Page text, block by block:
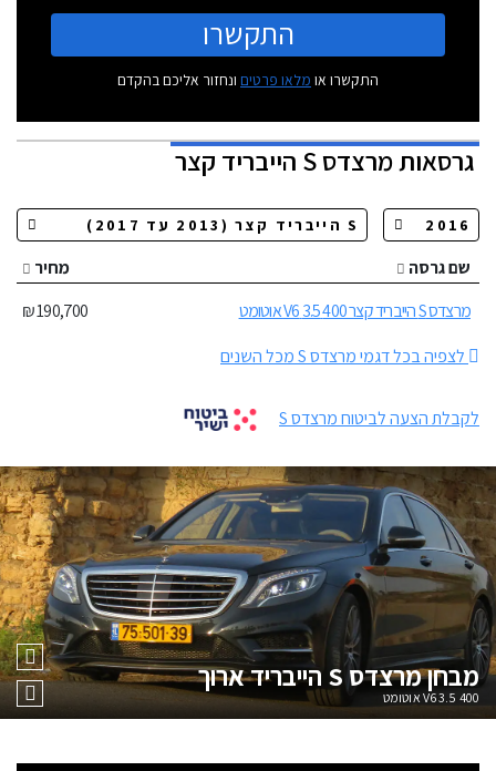
התקשרו
התקשרו או מלאו פרטים ונחזור אליכם בהקדם
גרסאותמרצדס S הייבריד קצר
שם גרסה
מחיר
מרצדס S הייבריד קצר 400 3.5 V6 אוטומט
190,700 ₪
לצפיה בכל דגמי מרצדס S מכל השנים
לקבלת הצעה לביטוח מרצדס S
מבחןמרצדס S הייבריד ארוך
400 3.5 V6 אוטומט